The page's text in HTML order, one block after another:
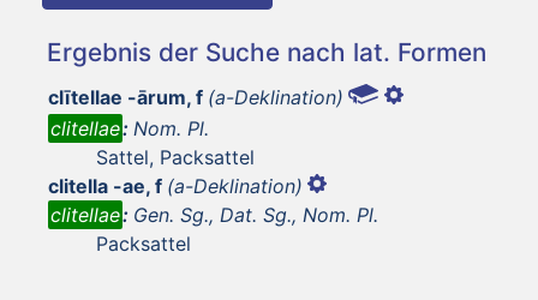
Ergebnis der Suche nach lat. Formen
clītellae -ārum, f (a-Deklination)
clitellae: Nom. Pl.
Sattel, Packsattel
clitella -ae, f (a-Deklination)
clitellae: Gen. Sg., Dat. Sg., Nom. Pl.
Packsattel